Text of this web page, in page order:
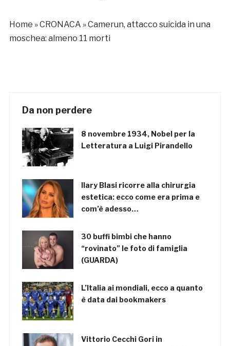
Home »CRONACA »Camerun, attacco suicida in una
moschea: almeno 11 morti
Da non perdere
8 novembre 1934, Nobel per la
Letteratura a Luigi Pirandello
Ilary Blasi ricorre alla chirurgia
estetica: ecco come era prima e
com’è adesso…
30 buffi bimbi che hanno
“rovinato” le foto di famiglia
(GUARDA)
L’Italia ai mondiali, ecco a quanto
è data dai bookmakers
Vittorio Cecchi Gori in